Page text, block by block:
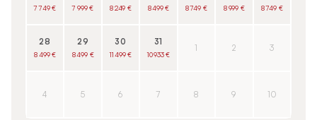
7 749 € 7 999 € 8 249 € 8 499 € 8 749 € 8 999 € 8 749 €
28
8 499 €
29
8 499 €
30
11 499 €
31
10 933 €
1 2 3
4 5 6 7 8 9 10